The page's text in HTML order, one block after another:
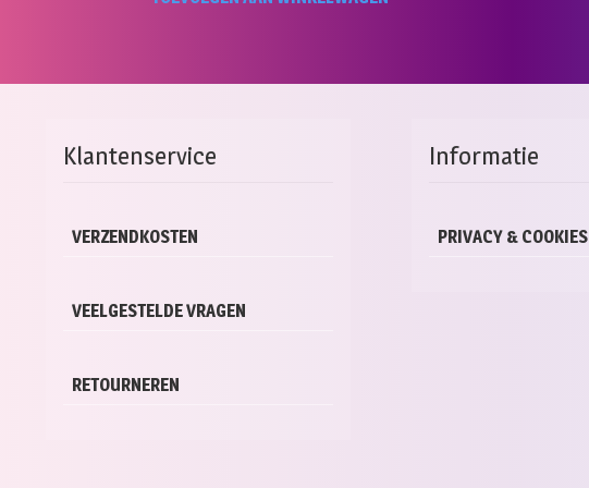
Klantenservice
VERZENDKOSTEN
VEELGESTELDE VRAGEN
RETOURNEREN
Informatie
PRIVACY & COOKIES